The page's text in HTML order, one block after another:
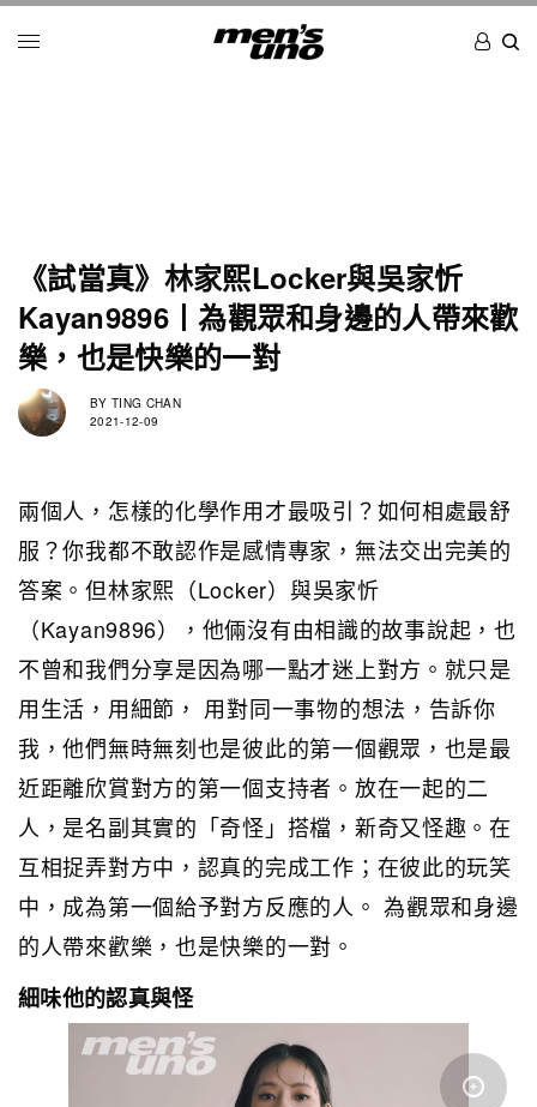
《試當真》林家熙Locker與吳家忻
Kayan9896丨為觀眾和身邊的人帶來歡
樂，也是快樂的一對
BY TING CHAN
2021-12-09
兩個人，怎樣的化學作用才最吸引？如何相處最舒
服？你我都不敢認作是感情專家，無法交出完美的
答案。但林家熙（Locker）與吳家忻
（Kayan9896），他倆沒有由相識的故事說起，也
不曾和我們分享是因為哪一點才迷上對方。就只是
用生活，用細節， 用對同一事物的想法，告訴你
我，他們無時無刻也是彼此的第一個觀眾，也是最
近距離欣賞對方的第一個支持者。放在一起的二
人，是名副其實的「奇怪」搭檔，新奇又怪趣。在
互相捉弄對方中，認真的完成工作；在彼此的玩笑
中，成為第一個給予對方反應的人。 為觀眾和身邊
的人帶來歡樂，也是快樂的一對。
細味他的認真與怪